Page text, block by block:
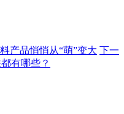
产品悄悄从“萌”变大 下一
有哪些？